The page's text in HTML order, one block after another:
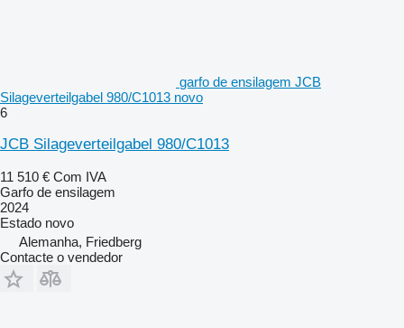
garfo de ensilagem JCB
Silageverteilgabel 980/C1013 novo
6
JCB Silageverteilgabel 980/C1013
11 510 € Com IVA
Garfo de ensilagem
2024
Estado novo
Alemanha, Friedberg
Contacte o vendedor